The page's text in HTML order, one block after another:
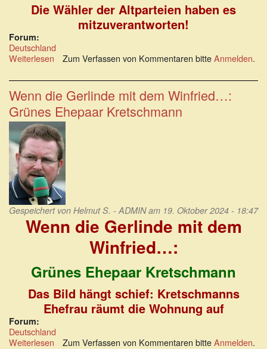
Die Wähler der Altparteien haben es
mitzuverantworten!
Forum:
Deutschland
Weiterlesen über
Deutschland:
Diagnose
Migrationsirritationen
Zum Verfassen von Kommentaren bitteAnmelden.
Wenn die Gerlinde mit dem Winfried…:
Grünes Ehepaar Kretschmann
Gespeichert von Helmut S. - ADMINam 19. Oktober 2024 - 18:47
Wenn die Gerlinde mit dem
Winfried…:
Grünes Ehepaar Kretschmann
Das Bild hängt schief: Kretschmanns
Ehefrau räumt die Wohnung auf
Forum:
Deutschland
Weiterlesen über
Zum Verfassen von Kommentaren bitteAnmelden.